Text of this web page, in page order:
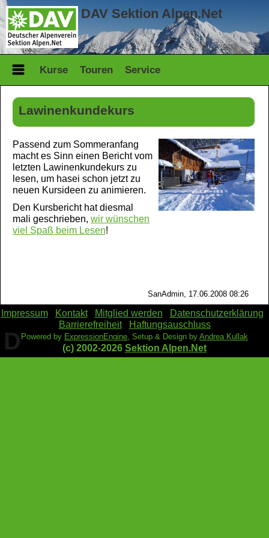
DAV Sektion Alpen.Net
Kurse Touren Service
Lawinenkundekurs
Passend zum Sommeranfang
macht es Sinn einen Bericht vom
letzten Lawinenkundekurs zu
lesen, um hasei schon jetzt zu
neuen Kursideen zu animieren.
Den Kursbericht hat diesmal
mali geschrieben, wir wünschen
viel Spaß beim Lesen!
SanAdmin, 17.06.2008 08:26
Impressum Kontakt Mitglied werden
Datenschutzerklärung
Barrierefreiheit
Haftungsauschluss
Powered by ExpressionEngine, Setup & Design by Andrea Kullak
(c) 2002-2026 Sektion Alpen.Net
D